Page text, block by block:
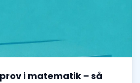
i matematik – så